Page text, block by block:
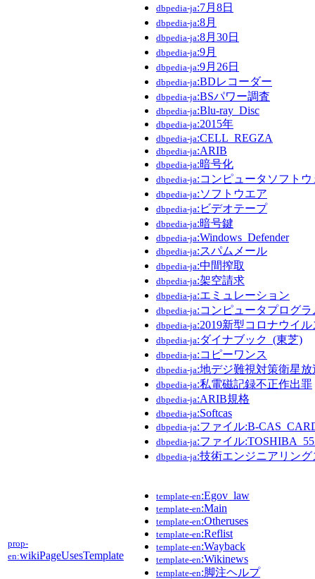
dbpedia-ja:7月8日
dbpedia-ja:8月
dbpedia-ja:8月30日
dbpedia-ja:9月
dbpedia-ja:9月26日
dbpedia-ja:BDレコーダー
dbpedia-ja:BSパワー調査
dbpedia-ja:Blu-ray_Disc
dbpedia-ja:2015年
dbpedia-ja:CELL_REGZA
dbpedia-ja:ARIB
dbpedia-ja:暗号化
dbpedia-ja:コンピュータソフトウ
dbpedia-ja:ソフトウエア
dbpedia-ja:ビデオテープ
dbpedia-ja:暗号鍵
dbpedia-ja:Windows_Defender
dbpedia-ja:スパムメール
dbpedia-ja:中間搾取
dbpedia-ja:架空請求
dbpedia-ja:エミュレーション
dbpedia-ja:コンピュータプログラ
dbpedia-ja:2019新型コロナウイル
dbpedia-ja:ダイナブック_(東芝)
dbpedia-ja:コピーワンス
dbpedia-ja:地デジ難視対策衛星放
dbpedia-ja:私電磁記録不正作出罪
dbpedia-ja:ARIB規格
dbpedia-ja:Softcas
dbpedia-ja:ファイル:B-
dbpedia-ja:ファイル
dbpedia-ja:技術エンジニアリン
prop-
en:wikiPageUsesTemplate
template-en:Egov_law
template-en:Main
template-en:Otheruses
template-en:Reflist
template-en:Wayback
template-en:Wikinews
template-en:脚注ヘルプ